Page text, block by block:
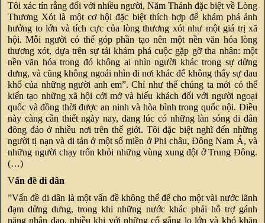
Tôi xác tín rằng đối với nhiều người, Năm Thánh đặc biệt về Lòng
Thương Xót là một cơ hội đặc biệt thích hợp để khám phá ảnh
hưởng to lớn và tích cực của lòng thương xót như một giá trị xã
hội. Mỗi người có thể góp phần tạo nên một nền văn hóa lòng
thương xót, dựa trên sự tái khám phá cuộc gặp gỡ tha nhân: một
nền văn hóa trong đó không ai nhìn người khác trong sự dửng
dưng, và cũng không ngoái nhìn đi nơi khác để không thấy sự đau
khổ của những người anh em”. Chỉ như thế chúng ta mới có thể
kiến tạo những xã hội cởi mở và hiếu khách đối với người ngoại
quốc và đồng thời được an ninh và hòa bình trong quốc nội. Điều
này càng cần thiết ngày nay, đang lúc có những làn sóng di dân
đông đảo ở nhiều nơi trên thế giới. Tôi đặc biệt nghĩ đến những
người tị nạn và di tản ở một số miền ở Phi châu, Đông Nam Á, và
những người chạy trốn khỏi những vùng xung đột ở Trung Đông.
(…)
Vấn đề di dân
”Vấn đề di dân là một vấn đề không thể để cho một vài nước lãnh
đạm dửng dưng, trong khi những nước khác phải hỗ trợ gánh
nặng nhân đạo, nhiều khi với những cố gắng lo lớn và khó khăn